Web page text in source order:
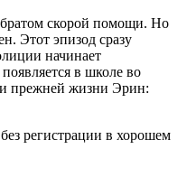
скорой помощи. Но
Этот эпизод сразу
начинает
в школе во
прежней жизни Эрин:
регистрации в хорошем